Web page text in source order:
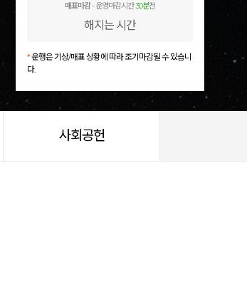
매표마감- 운영마감시간30분전
해지는 시간
*운행은 기상/매표 상황에 따라 조기마감될 수 있습니
다.
사회공헌